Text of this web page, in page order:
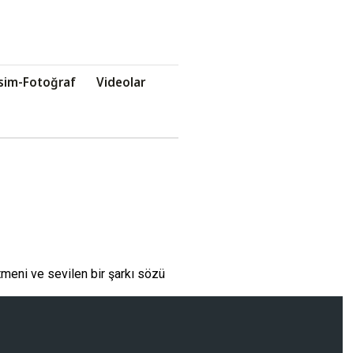
Fotoğraf Videolar
ve sevilen bir şarkı sözü